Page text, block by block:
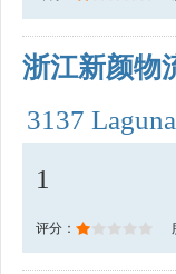
浙江新颜物
3137
1
评分：